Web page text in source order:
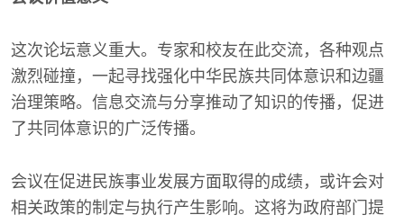
这次论坛意义重大。专家和校友在此交流，各种观点
激烈碰撞，一起寻找强化中华民族共同体意识和边疆
治理策略。信息交流与分享推动了知识的传播，促进
了共同体意识的广泛传播。
会议在促进民族事业发展方面取得的成绩，或许会对
相关政策的制定与执行产生影响。这将为政府部门提